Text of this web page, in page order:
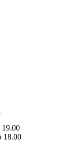
19.00
18.00